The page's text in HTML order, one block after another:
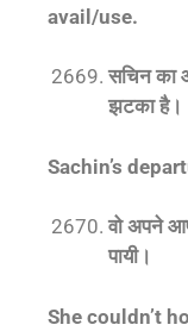
avail/use.
सचिन का
झटका है।
Sachin’s
वो अपने
पायी।
She couldn’t